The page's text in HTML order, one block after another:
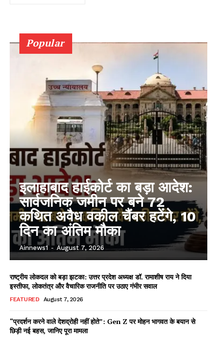
Popular
इलाहाबाद हाईकोर्ट का बड़ा आदेश:
सार्वजनिक जमीन पर बने 72
कथित अवैध वकील चैंबर हटेंगे, 10
दिन का अंतिम मौका
Ainnews1 - August 7, 2026
राष्ट्रीय लोकदल को बड़ा झटका: उत्तर प्रदेश अध्यक्ष डॉ. रामाशीष राय ने दिया
इस्तीफा, लोकतंत्र और वैचारिक राजनीति पर उठाए गंभीर सवाल
FEATURED August 7, 2026
“प्रदर्शन करने वाले देशद्रोही नहीं होते”: Gen Z पर मोहन भागवत के बयान से
छिड़ी नई बहस, जानिए पूरा मामला